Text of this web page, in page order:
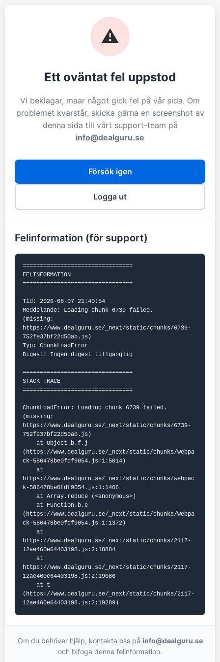
⚠️
Ett oväntat fel uppstod
Vi beklagar, maar något gick fel på vår sida. Om
problemet kvarstår, skicka gärna en screenshot av
denna sida till vårt support-team på
info@dealguru.se
Försök igen
Logga ut
Felinformation (för support)
================================
FELINFORMATION
================================
Tid: 2026-08-07 21:40:54
Meddelande: Loading chunk 6739 failed.
(missing:
https://www.dealguru.se/_next/static/chunks/6739-
752fe37bf22d50ab.js)
Typ: ChunkLoadError
Digest: Ingen digest tillgänglig
================================
STACK TRACE
================================
ChunkLoadError: Loading chunk 6739 failed.
(missing:
https://www.dealguru.se/_next/static/chunks/6739-
752fe37bf22d50ab.js)
(https://www.dealguru.se/_next/static/chunks/webpa
ck-586478be0fdf9054.js:1:5014)
https://www.dealguru.se/_next/static/chunks/webpac
k-586478be0fdf9054.js:1:1406
(https://www.dealguru.se/_next/static/chunks/webpa
ck-586478be0fdf9054.js:1:1372)
https://www.dealguru.se/_next/static/chunks/2117-
12ae460e64403198.js:2:18884
https://www.dealguru.se/_next/static/chunks/2117-
12ae460e64403198.js:2:19086
(https://www.dealguru.se/_next/static/chunks/2117-
12ae460e64403198.js:2:19289)
Om du behöver hjälp, kontakta oss på info@dealguru.se
och bifoga denna felinformation.